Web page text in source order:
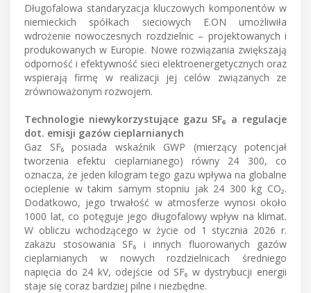
Długofalowa standaryzacja kluczowych komponentów w
niemieckich spółkach sieciowych E.ON umożliwiła
wdrożenie nowoczesnych rozdzielnic – projektowanych i
produkowanych w Europie. Nowe rozwiązania zwiększają
odporność i efektywność sieci elektroenergetycznych oraz
wspierają firmę w realizacji jej celów związanych ze
zrównoważonym rozwojem.
Technologie niewykorzystujące gazu SF₆ a regulacje
dot. emisji gazów cieplarnianych
Gaz SF₆ posiada wskaźnik GWP (mierzący potencjał
tworzenia efektu cieplarnianego) równy 24 300, co
oznacza, że jeden kilogram tego gazu wpływa na globalne
ocieplenie w takim samym stopniu jak 24 300 kg CO₂.
Dodatkowo, jego trwałość w atmosferze wynosi około
1000 lat, co potęguje jego długofalowy wpływ na klimat.
W obliczu wchodzącego w życie od 1 stycznia 2026 r.
zakazu stosowania SF₆ i innych fluorowanych gazów
cieplarnianych w nowych rozdzielnicach średniego
napięcia do 24 kV, odejście od SF₆ w dystrybucji energii
staje się coraz bardziej pilne i niezbędne.